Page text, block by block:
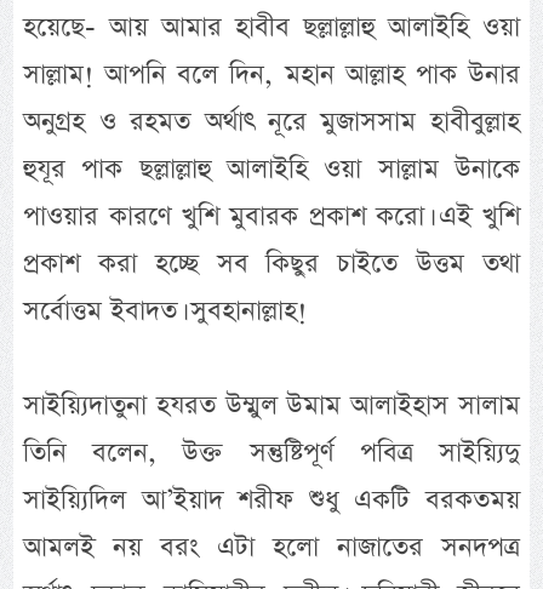
হয়েছে- আয় আমার হাবীব ছল্লাল্লাহু আলাইহি ওয়া
সাল্লাম! আপনি বলে দিন, মহান আল্লাহ পাক উনার
অনুগ্রহ ও রহমত অর্থাৎ নূরে মুজাসসাম হাবীবুল্লাহ
হুযূর পাক ছল্লাল্লাহু আলাইহি ওয়া সাল্লাম উনাকে
পাওয়ার কারণে খুশি মুবারক প্রকাশ করো। এই খুশি
প্রকাশ করা হচ্ছে সব কিছুর চাইতে উত্তম তথা
সর্বোত্তম ইবাদত। সুবহানাল্লাহ!
সাইয়্যিদাতুনা হযরত উম্মুল উমাম আলাইহাস সালাম
তিনি বলেন, উক্ত সন্তুষ্টিপূর্ণ পবিত্র সাইয়্যিদু
সাইয়্যিদিল আ’ইয়াদ শরীফ শুধু একটি বরকতময়
আমলই নয় বরং এটা হলো নাজাতের সনদপত্র